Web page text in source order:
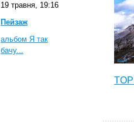
19 травня, 19:16
Пейзаж
альбом Я так
бачу...